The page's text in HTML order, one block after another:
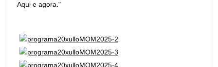
Aqui e agora."